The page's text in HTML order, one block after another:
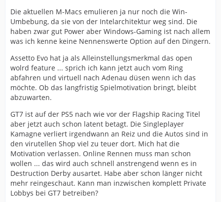
Die aktuellen M-Macs emulieren ja nur noch die Win-
Umbebung, da sie von der Intelarchitektur weg sind. Die
haben zwar gut Power aber Windows-Gaming ist nach allem
was ich kenne keine Nennenswerte Option auf den Dingern.
Assetto Evo hat ja als Alleinstellungsmerkmal das open
wolrd feature ... sprich ich kann jetzt auch vom Ring
abfahren und virtuell nach Adenau düsen wenn ich das
möchte. Ob das langfristig Spielmotivation bringt, bleibt
abzuwarten.
GT7 ist auf der PS5 nach wie vor der Flagship Racing Titel
aber jetzt auch schon latent betagt. Die Singleplayer
Kamagne verliert irgendwann an Reiz und die Autos sind in
den virutellen Shop viel zu teuer dort. Mich hat die
Motivation verlassen. Online Rennen muss man schon
wollen ... das wird auch schnell anstrengend wenn es in
Destruction Derby ausartet. Habe aber schon länger nicht
mehr reingeschaut. Kann man inzwischen komplett Private
Lobbys bei GT7 betreiben?